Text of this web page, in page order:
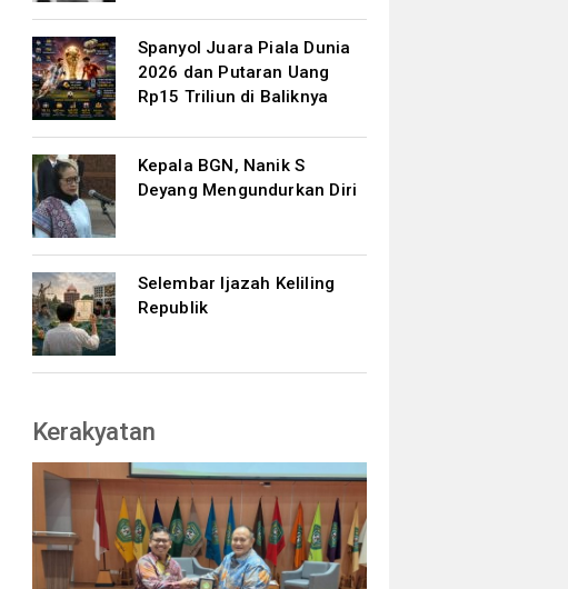
Spanyol Juara Piala Dunia
2026 dan Putaran Uang
Rp15 Triliun di Baliknya
Kepala BGN, Nanik S
Deyang Mengundurkan Diri
Selembar Ijazah Keliling
Republik
Kerakyatan